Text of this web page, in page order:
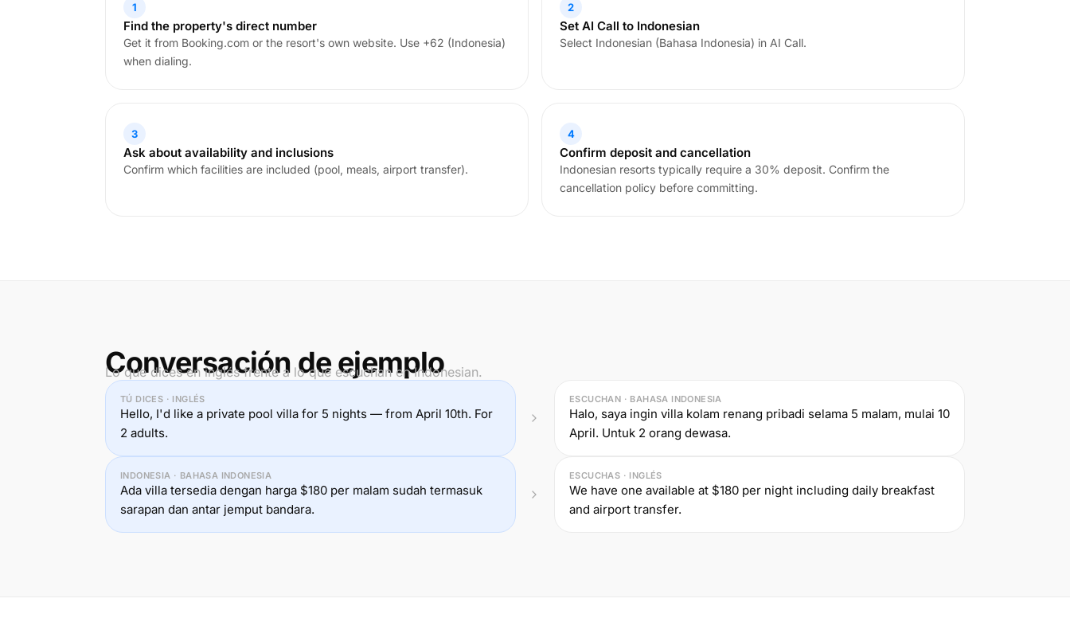
1
Find the property's direct number
Get it from Booking.com or the resort's own website. Use +62 (Indonesia)
when dialing.
2
Set AI Call to Indonesian
Select Indonesian (Bahasa Indonesia) in AI Call.
3
Ask about availability and inclusions
Confirm which facilities are included (pool, meals, airport transfer).
4
Confirm deposit and cancellation
Indonesian resorts typically require a 30% deposit. Confirm the
cancellation policy before committing.
Conversación de ejemplo
Lo que dices en inglés frente a lo que escuchan en Indonesian.
TÚ DICES · INGLÉS
Hello, I'd like a private pool villa for 5 nights — from April 10th. For
2 adults.
ESCUCHAN · BAHASA INDONESIA
Halo, saya ingin villa kolam renang pribadi selama 5 malam, mulai 10
April. Untuk 2 orang dewasa.
INDONESIA · BAHASA INDONESIA
Ada villa tersedia dengan harga $180 per malam sudah termasuk
sarapan dan antar jemput bandara.
ESCUCHAS · INGLÉS
We have one available at $180 per night including daily breakfast
and airport transfer.